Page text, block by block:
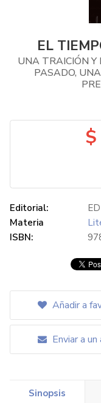
EL
UNA TRAICIÓN Y
PASADO,
Editorial:
Materia
ISBN:
Añadir a
Enviar a un
Sinopsis